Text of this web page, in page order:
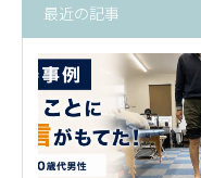
最近の記事